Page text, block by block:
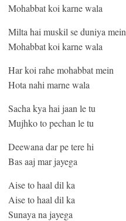
Mohabbat koi karne wala
Milta hai muskil se duniya mein
Mohabbat koi karne wala
Har koi rahe mohabbat mein
Hota nahi marne wala
Sacha kya hai jaan le tu
Mujhko to pechan le tu
Deewana dar pe tere hi
Bas aaj mar jayega
Aise to haal dil ka
Aise to haal dil ka
Sunaya na jayega